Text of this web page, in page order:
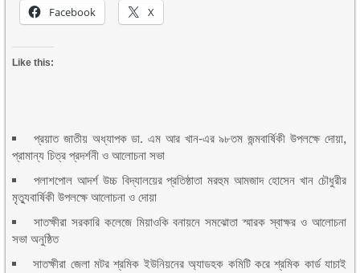
Facebook X
Like this:
প্রয়াত জাতীয় অধ্যাপক ডা. এম আর খান-এর ৯৮তম জন্মবার্ষিকী উপলক্ষে দোয়া,
প্রামান্য চিত্র প্রদর্শনী ও আলোচনা সভা
পলাশপোল আদর্শ উচ্চ বিদ্যালয়ের প্রতিষ্ঠাতা মরহুম আমজাদ হোসেন খান চৌধুরীর
মৃত্যুবার্ষিকী উপলক্ষে আলোচনা ও দোয়া
সাতক্ষীরা সরকারি কলেজে মিয়াওকি বনায়নে সমঝোতা স্মারক স্বাক্ষর ও আলোচনা
সভা অনুষ্ঠিত
সাতক্ষীরা জেলা মটর শ্রমিক ইউনিয়নের অ্যাডহক কমিটি করে শ্রমিক কার্ড যাচাই